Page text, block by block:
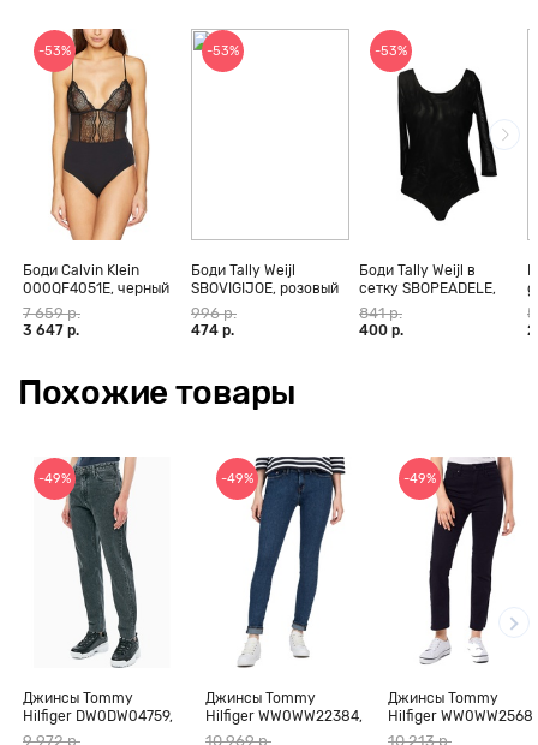
-53%
Боди Calvin Klein
000QF4051E, черный
7 659 р.
3 647 р.
-53%
Боди Tally Weijl
SBOVIGIJOE, розовый
996 р.
474 р.
-53%
Боди Tally Weijl в
сетку SBOPEADELE,
черный
841 р.
400 р.
Похожие товары
-49%
Джинсы Tommy
Hilfiger DW0DW04759,
серый, 25/28
9 972 р.
-49%
Джинсы Tommy
Hilfiger WW0WW22384,
синий, 24/32
10 969 р.
-49%
Джинсы Tommy
Hilfiger
черный, 30
10 213 р.